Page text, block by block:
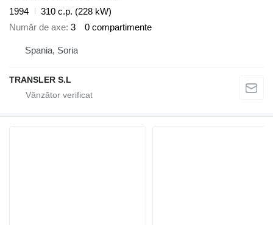
1994
310 c.p. (228 kW)
Număr de axe 3 0 compartimente
Spania, Soria
TRANSLER S.L